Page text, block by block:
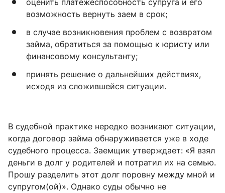
оценить платежеспособность супруга и его
возможность вернуть заем в срок;
в случае возникновения проблем с возвратом
займа, обратиться за помощью к юристу или
финансовому консультанту;
принять решение о дальнейших действиях,
исходя из сложившейся ситуации.
В судебной практике нередко возникают ситуации,
когда договор займа обнаруживается уже в ходе
судебного процесса. Заемщик утверждает: «Я взял
деньги в долг у родителей и потратил их на семью.
Прошу разделить этот долг поровну между мной и
супругом(ой)». Однако суды обычно не